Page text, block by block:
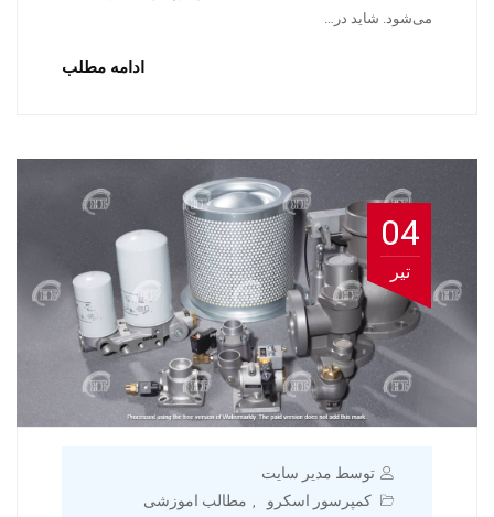
می‌شود. شاید در…
ادامه مطلب
04
تیر
توسط مدیر سایت
کمپرسور اسکرو
, مطالب اموزشی